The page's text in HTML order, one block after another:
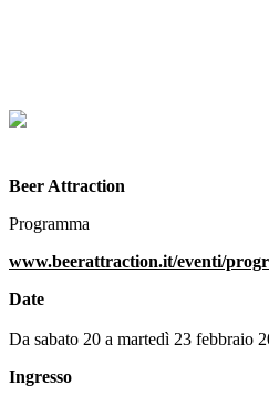
Beer Attraction
Programma
www.beerattraction.it/eventi/
Date
Da sabato 20 a martedì 23 febbraio
Ingresso